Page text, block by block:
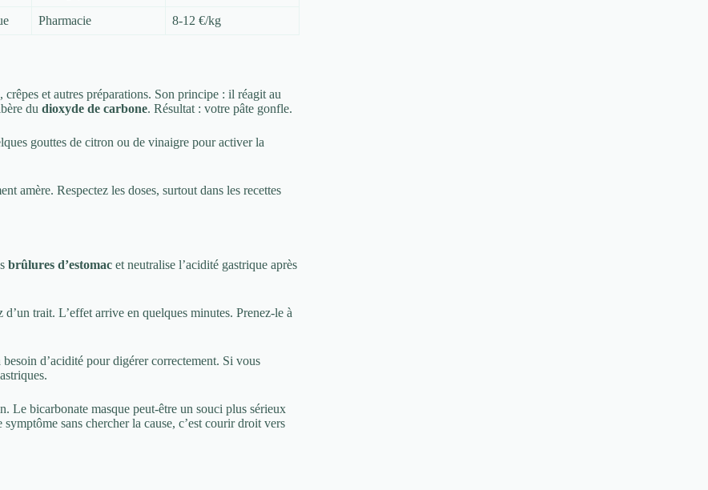
Pharmacie
8-12 €/kg
et autres préparations. Son principe : il réagit au
du dioxyde de carbone. Résultat : votre pâte gonfle.
gouttes de citron ou de vinaigre pour activer la
amère. Respectez les doses, surtout dans les recettes
brûlures d’estomac et neutralise l’acidité gastrique après
trait. L’effet arrive en quelques minutes. Prenez-le à
d’acidité pour digérer correctement. Si vous
Le bicarbonate masque peut-être un souci plus sérieux
sans chercher la cause, c’est courir droit vers